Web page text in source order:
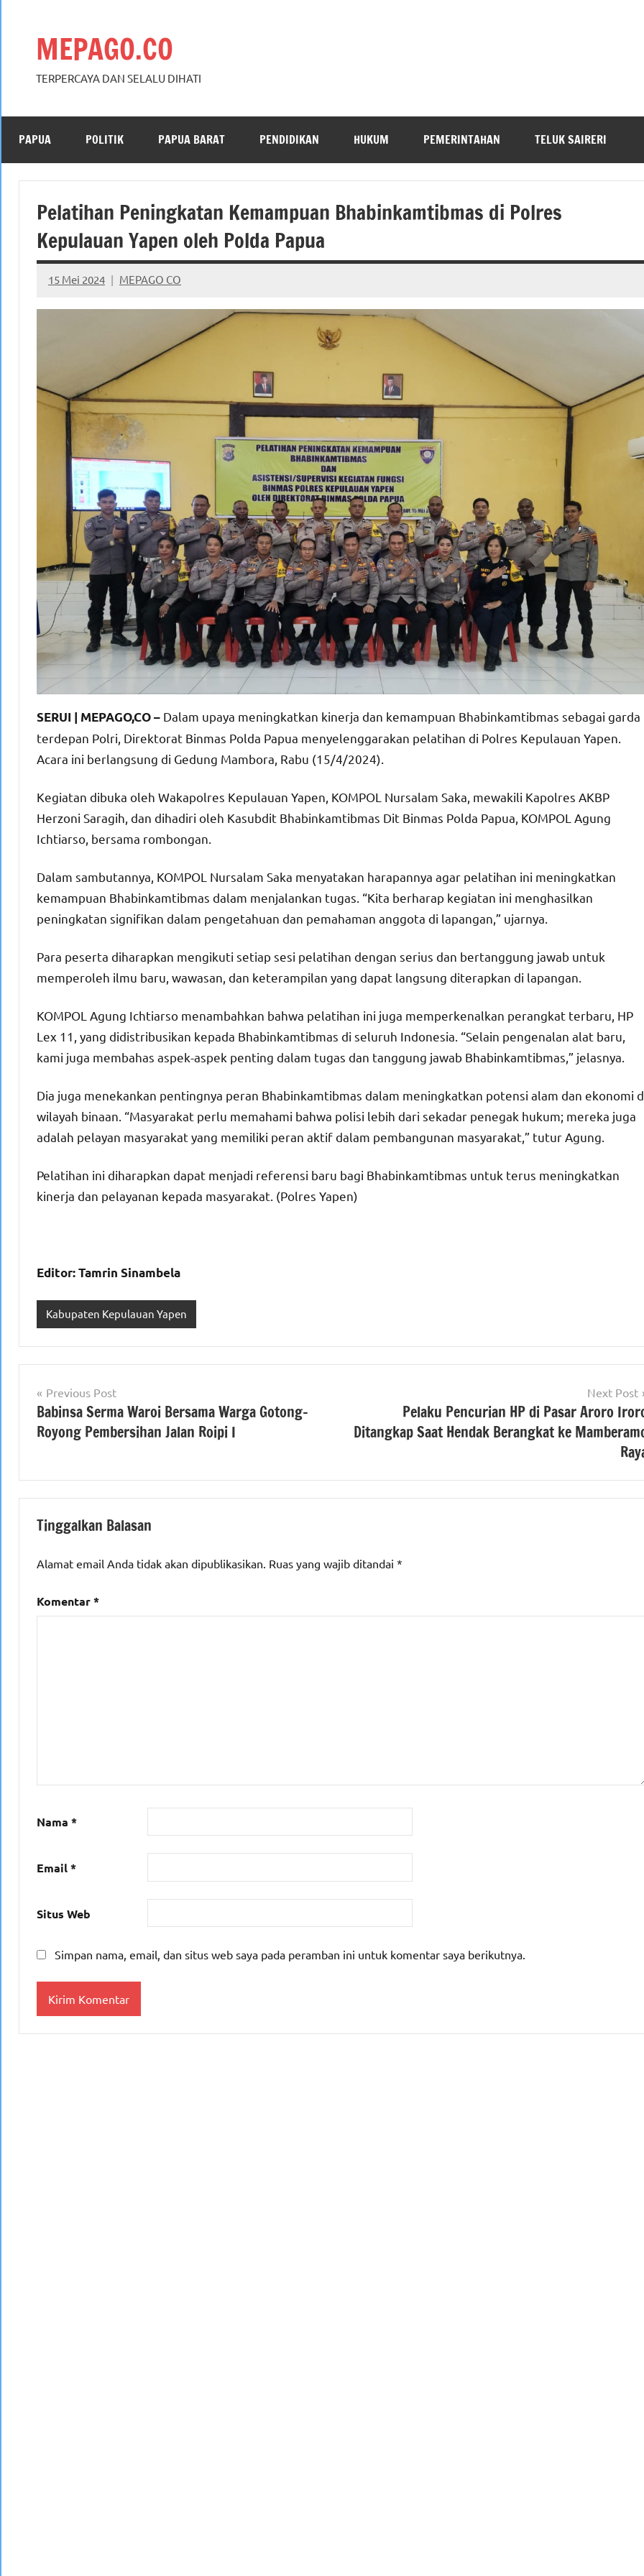
MEPAGO.CO
TERPERCAYA DAN SELALU DIHATI
PAPUA POLITIK PAPUA BARAT PENDIDIKAN HUKUM PEMERINTAHAN TELUK SAIRERI
Pelatihan Peningkatan Kemampuan Bhabinkamtibmas di Polres
Kepulauan Yapen oleh Polda Papua
15 Mei 2024 MEPAGO CO
No
comments
SERUI | MEPAGO,CO – Dalam upaya meningkatkan kinerja dan kemampuan Bhabinkamtibmas sebagai garda
terdepan Polri, Direktorat Binmas Polda Papua menyelenggarakan pelatihan di Polres Kepulauan Yapen.
Acara ini berlangsung di Gedung Mambora, Rabu (15/4/2024).
Kegiatan dibuka oleh Wakapolres Kepulauan Yapen, KOMPOL Nursalam Saka, mewakili Kapolres AKBP
Herzoni Saragih, dan dihadiri oleh Kasubdit Bhabinkamtibmas Dit Binmas Polda Papua, KOMPOL Agung
Ichtiarso, bersama rombongan.
Dalam sambutannya, KOMPOL Nursalam Saka menyatakan harapannya agar pelatihan ini meningkatkan
kemampuan Bhabinkamtibmas dalam menjalankan tugas. “Kita berharap kegiatan ini menghasilkan
peningkatan signifikan dalam pengetahuan dan pemahaman anggota di lapangan,” ujarnya.
Para peserta diharapkan mengikuti setiap sesi pelatihan dengan serius dan bertanggung jawab untuk
memperoleh ilmu baru, wawasan, dan keterampilan yang dapat langsung diterapkan di lapangan.
KOMPOL Agung Ichtiarso menambahkan bahwa pelatihan ini juga memperkenalkan perangkat terbaru, HP
Lex 11, yang didistribusikan kepada Bhabinkamtibmas di seluruh Indonesia. “Selain pengenalan alat baru,
kami juga membahas aspek-aspek penting dalam tugas dan tanggung jawab Bhabinkamtibmas,” jelasnya.
Dia juga menekankan pentingnya peran Bhabinkamtibmas dalam meningkatkan potensi alam dan ekonomi
wilayah binaan. “Masyarakat perlu memahami bahwa polisi lebih dari sekadar penegak hukum; mereka juga
adalah pelayan masyarakat yang memiliki peran aktif dalam pembangunan masyarakat,” tutur Agung.
Pelatihan ini diharapkan dapat menjadi referensi baru bagi Bhabinkamtibmas untuk terus meningkatkan
kinerja dan pelayanan kepada masyarakat. (Polres Yapen)
Editor: Tamrin Sinambela
Kabupaten Kepulauan Yapen
Navigasi
pos
Previous Post
Babinsa Serma Waroi Bersama Warga Gotong-
Royong Pembersihan Jalan Roipi I
Next Post
Pelaku Pencurian HP di Pasar Aroro
Ditangkap Saat Hendak Berangkat ke
Tinggalkan Balasan
Alamat email Anda tidak akan dipublikasikan. Ruas yang wajib ditandai *
Komentar*
Nama *
Email*
Situs Web
Simpan nama, email, dan situs web saya pada peramban ini untuk komentar saya berikutnya.